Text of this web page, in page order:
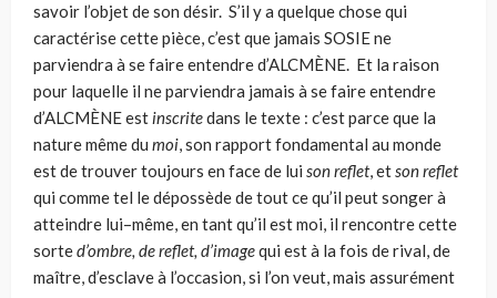
savoir l’objet de son désir. S’il y a quelque chose qui
caractérise cette pièce, c’est que jamais SOSIE ne
parviendra à se faire entendre d’ALCMÈNE. Et la raison
pour laquelle il ne par­viendra jamais à se faire entendre
d’ALCMÈNE estinscritedans le texte : c’est parce que la
nature même du moi, son rapport fondamental au monde
est de trouver toujours en face de lui son reflet, etson reflet
qui comme tel le dépos­sède de tout ce qu’il peut songer à
atteindre lui–même, en tant qu’il est moi, il rencontre cette
sorted’ombre, de reflet, d’imagequi est à la fois de rival, de
maître, d’esclave à l’occasion, si l’on veut, mais assurément